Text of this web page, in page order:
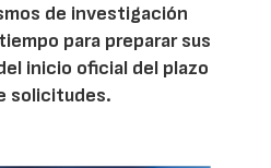
de investigación
para preparar sus
inicio oficial del plazo
solicitudes.